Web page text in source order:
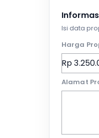
Isi data
Harga
Alamat